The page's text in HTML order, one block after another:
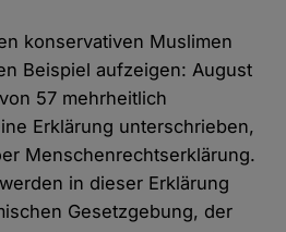
konservativen Muslimen
Beispiel aufzeigen: August
57 mehrheitlich
Erklärung unterschrieben,
Menschenrechtserklärung.
in dieser Erklärung
Gesetzgebung, der